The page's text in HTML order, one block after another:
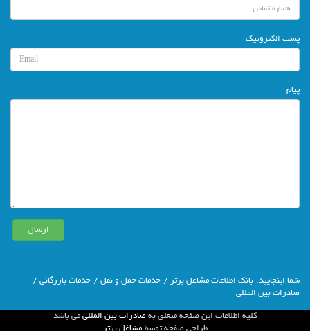
پست الکترونیک
پیام
شما اينجاييد: بانك اطلاعات مشاغل برتر / خدمات حمل و نقل / خدمات بازرگانی /
صادرات بین المللی
كليه اطلاعات اين صفحه متعلق بهصادرات بین المللیمي باشد
طراحي صفحه توسطمشاغل برتر